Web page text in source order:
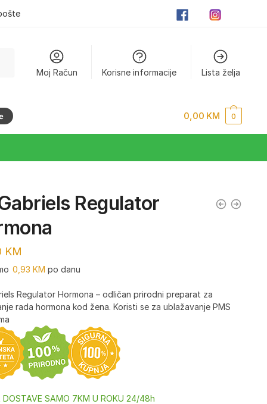
Moj Račun Korisne informacije Lista želja
0,00 KM 0
Regulator
KM
0,93KM po danu
Regulator Hormona – odličan prirodni preparat za
rada hormona kod žena. Koristi se za ublažavanje PMS
DOSTAVE SAMO 7KM U ROKU 24/48h